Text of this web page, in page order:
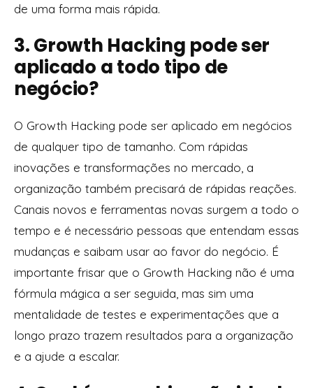
de uma forma mais rápida.
3. Growth Hacking pode ser
aplicado a todo tipo de
negócio?
O Growth Hacking pode ser aplicado em negócios
de qualquer tipo de tamanho. Com rápidas
inovações e transformações no mercado, a
organização também precisará de rápidas reações.
Canais novos e ferramentas novas surgem a todo o
tempo e é necessário pessoas que entendam essas
mudanças e saibam usar ao favor do negócio. É
importante frisar que o Growth Hacking não é uma
fórmula mágica a ser seguida, mas sim uma
mentalidade de testes e experimentações que a
longo prazo trazem resultados para a organização
e a ajude a escalar.